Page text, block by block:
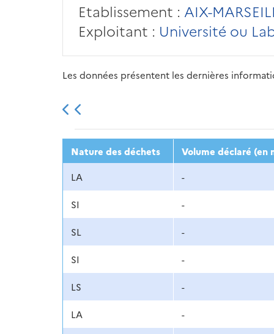
Etablissement : AIX-
Exploitant : Université ou
Les données présentent les dernières
2013 2014 2015
Nature des déchets
Volume déclaré (en
LA
-
SI -
SL -
SI -
LS -
LA -